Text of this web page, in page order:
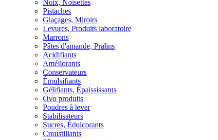
Noix, Noisettes
Pistaches
Glaçages, Miroirs
Levures, Produits laboratoire
Marrons
Pâtes d'amande, Pralins
Acidifiants
Améliorants
Conservateurs
Émulsifiants
Gélifiants, Épaississants
Ovo produits
Poudres à lever
Stabilisateurs
Sucres, Édulcorants
Croustillants